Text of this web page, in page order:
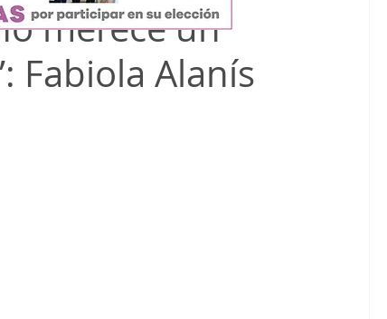
merece un
Fabiola Alanís